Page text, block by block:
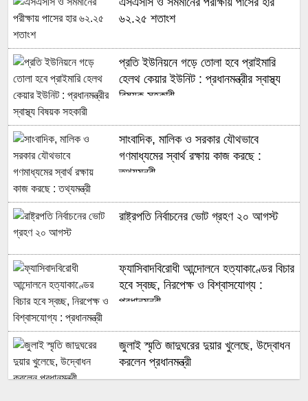
৬২.২৫ শতাংশ
প্রতি ইউনিয়নে গড়ে তোলা হবে প্রাইমারি
হেলথ কেয়ার ইউনিট : প্রধানমন্ত্রীর স্বাস্থ্য
বিষয়ক সহকারী
সাংবাদিক, মালিক ও সরকার যৌথভাবে
গণমাধ্যমের স্বার্থ রক্ষায় কাজ করছে :
তথ্যমন্ত্রী
রাষ্ট্রপতি নির্বাচনের ভোট গ্রহণ ২০ আগস্ট
ফ্যাসিবাদবিরোধী আন্দোলনে হত্যাকাণ্ডের বিচার
হবে স্বচ্ছ, নিরপেক্ষ ও বিশ্বাসযোগ্য :
প্রধানমন্ত্রী
জুলাই স্মৃতি জাদুঘরের দুয়ার খুলেছে, উদ্বোধন
করলেন প্রধানমন্ত্রী